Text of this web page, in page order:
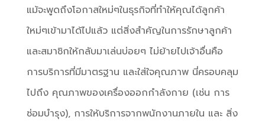
แม้จะพูดถึงโอกาสใหม่ๆในธุรกิจที่ทำให้คุณได้ลูกค้า
ใหม่ๆเข้ามาได้ไปแล้ว แต่สิ่งสำคัญในการรักษาลูกค้า
และสมาชิกให้กลับมาเล่นบ่อยๆ ไม่ย้ายไปเจ้าอื่นคือ
การบริการที่มีมาตรฐาน และใส่ใจคุณภาพ นี่ครอบคลุม
ไปถึง คุณภาพของเครื่องออกกำลังกาย (เช่น การ
ซ่อมบำรุง), การให้บริการจากพนักงานภายใน และ สิ่ง